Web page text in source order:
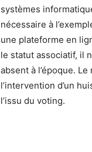
systèmes
nécessaire à
une plateforme en
le statut associatif, il
absent à l’époque.
l’intervention d’un
l’issu du voting.